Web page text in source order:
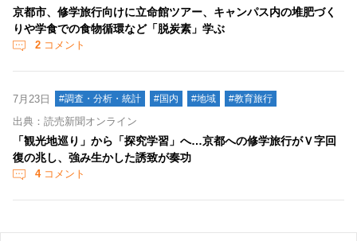
京都市、修学旅行向けに立命館ツアー、キャンパス内の堆肥づく
りや学食での食物循環など「脱炭素」学ぶ
2 コメント
7月23日 #調査・分析・統計 #国内 #地域 #教育旅行
出典：読売新聞オンライン
「観光地巡り」から「探究学習」へ…京都への修学旅行がＶ字回
復の兆し、強み生かした誘致が奏功
4コメント